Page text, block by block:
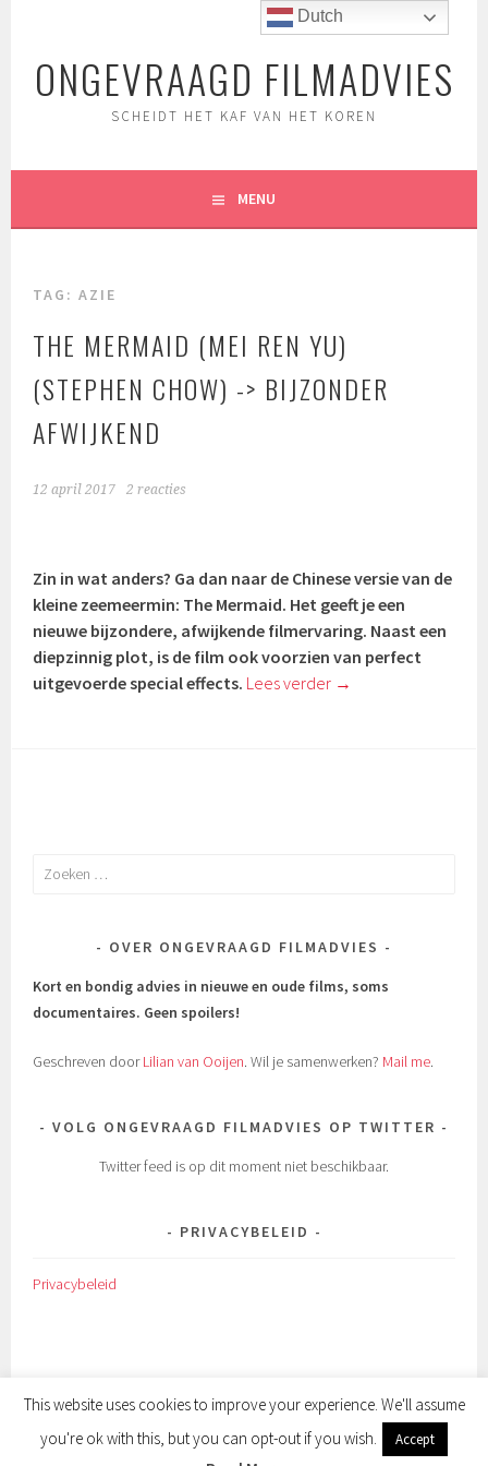
inhoudONGEVRAAGD FILMADVIES
SCHEIDT HET KAF VAN HET KOREN
MENU
TAG:AZIE
THE MERMAID (MEI REN YU)
(STEPHEN CHOW) -> BIJZONDER
AFWIJKEND
12 april 2017 2 reacties
Zin in wat anders? Ga dan naar de Chinese versie van de
kleine zeemeermin: The Mermaid. Het geeft je een
nieuwe bijzondere, afwijkende filmervaring. Naast een
diepzinnig plot, is de film ook voorzien van perfect
uitgevoerde special effects. Lees verder →
Zoeken
OVER ONGEVRAAGD FILMADVIES
Kort en bondig advies in nieuwe en oude films, soms
documentaires. Geen spoilers!
Geschreven doorLilian van Ooijen. Wil je samenwerken? Mail me.
VOLG ONGEVRAAGD FILMADVIES OP TWITTER
Twitter feed is op dit moment niet beschikbaar.
PRIVACYBELEID
Privacybeleid
ONDERSTEUND DOOR WORDPRESS | THEMA: SELA DOOR
This website uses cookies to improve your experience. We'll assume
you're ok with this, but you can opt-out if you wish.
Accept
Dutch